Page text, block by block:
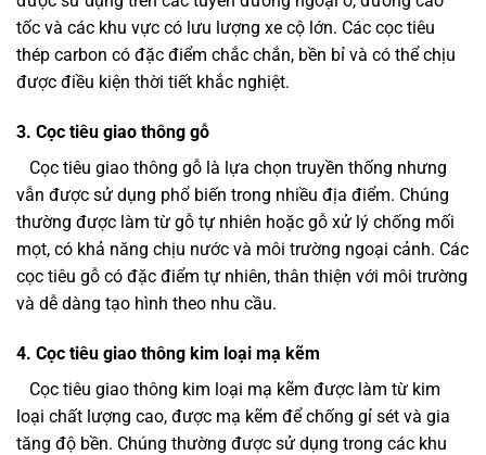
tốc và các khu vực có lưu lượng xe cộ lớn. Các cọc tiêu
thép carbon có đặc điểm chắc chắn, bền bỉ và có thể chịu
được điều kiện thời tiết khắc nghiệt.
3. Cọc tiêu giao thông gỗ
Cọc tiêu giao thông gỗ là lựa chọn truyền thống nhưng
vẫn được sử dụng phổ biến trong nhiều địa điểm. Chúng
thường được làm từ gỗ tự nhiên hoặc gỗ xử lý chống mối
mọt, có khả năng chịu nước và môi trường ngoại cảnh. Các
cọc tiêu gỗ có đặc điểm tự nhiên, thân thiện với môi trường
và dễ dàng tạo hình theo nhu cầu.
4. Cọc tiêu giao thông kim loại mạ kẽm
Cọc tiêu giao thông kim loại mạ kẽm được làm từ kim
loại chất lượng cao, được mạ kẽm để chống gỉ sét và gia
tăng độ bền. Chúng thường được sử dụng trong các khu